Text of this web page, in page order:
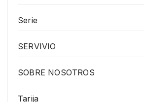
Serie
SERVIVIO
SOBRE NOSOTROS
Tarija